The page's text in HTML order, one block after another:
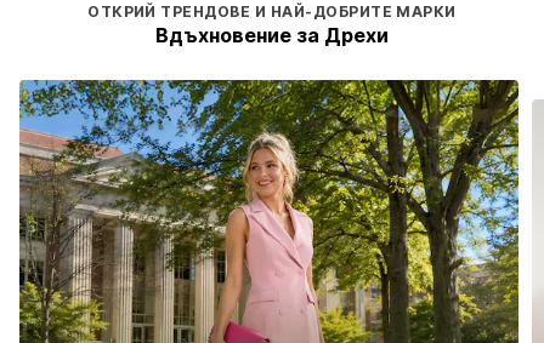
ОТКРИЙ ТРЕНДОВЕ И НАЙ-ДОБРИТЕ МАРКИ
Вдъхновение за Дрехи